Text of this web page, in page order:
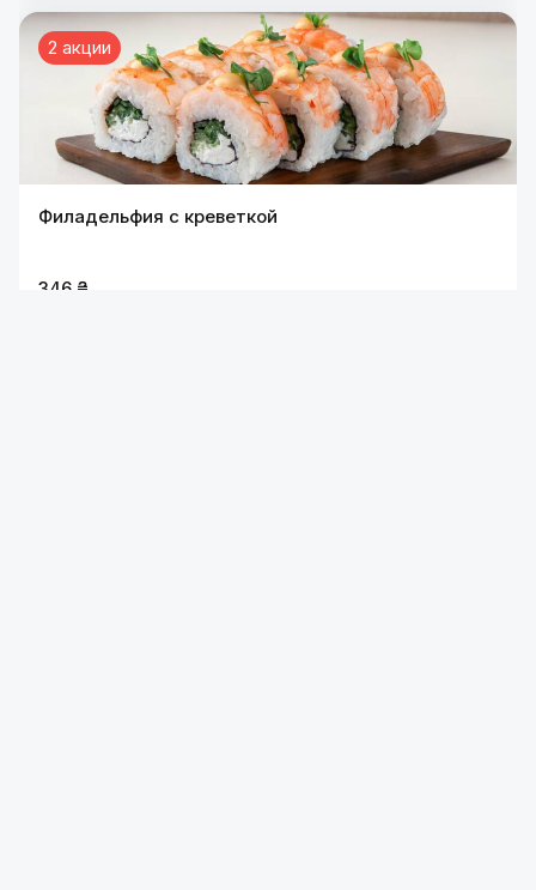
2 акции
Филадельфия с креветкой
346 ₴